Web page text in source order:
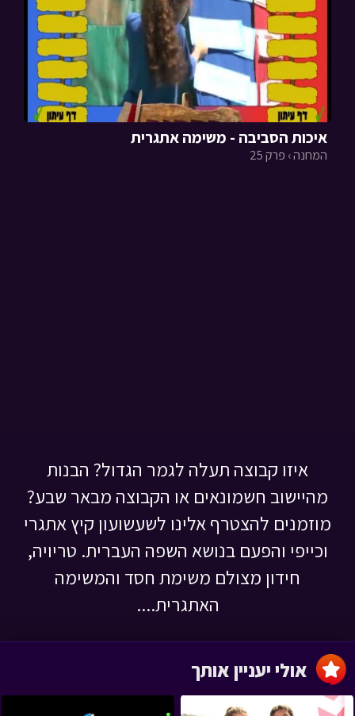
איכות הסביבה - משימה אתגרית
המחנה › פרק 25
איזו קבוצה תעלה לגמר הגדול? הבנות
מהיישוב חשמונאים או הקבוצה מבאר שבע?
מוזמנים להצטרף אלינו לשעשועון קיץ אתגרי
וכייפי והפעם בנושא השפה העברית. טריויה,
חידון מצולם משימת חסד והמשימה
האתגרית....